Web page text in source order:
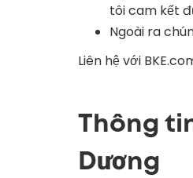
tôi cam kết
Ngoài ra
Liên hệ với
Thông
Dương